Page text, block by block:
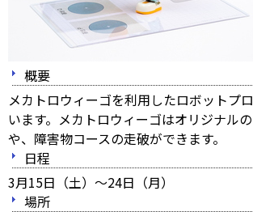
概要
メカトロウィーゴを利用したロボットプ
います。メカトロウィーゴはオリジナル
や、障害物コースの走破ができます。
日程
3月15日（土）～24日（月）
場所